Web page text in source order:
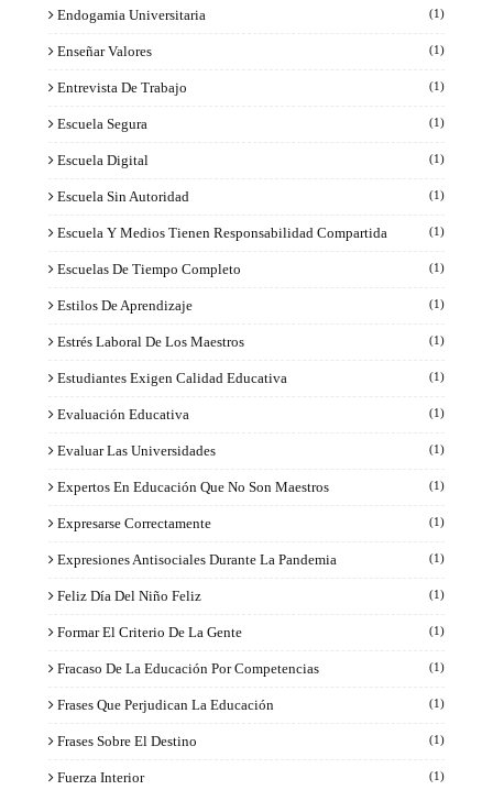
Endogamia Universitaria (1)
Enseñar Valores (1)
Entrevista De Trabajo (1)
Escuela Segura (1)
Escuela Digital (1)
Escuela Sin Autoridad (1)
Escuela Y Medios Tienen Responsabilidad Compartida (1)
Escuelas De Tiempo Completo (1)
Estilos De Aprendizaje (1)
Estrés Laboral De Los Maestros (1)
Estudiantes Exigen Calidad Educativa (1)
Evaluación Educativa (1)
Evaluar Las Universidades (1)
Expertos En Educación Que No Son Maestros (1)
Expresarse Correctamente (1)
Expresiones Antisociales Durante La Pandemia (1)
Feliz Día Del Niño Feliz (1)
Formar El Criterio De La Gente (1)
Fracaso De La Educación Por Competencias (1)
Frases Que Perjudican La Educación (1)
Frases Sobre El Destino (1)
Fuerza Interior (1)